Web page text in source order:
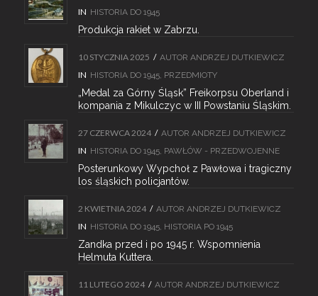
IN HISTORIA DO 1945
Produkcja rakiet w Zabrzu.
10 STYCZNIA 2025 / AUTOR ANDRZEJ DUTKIEWICZ
IN HISTORIA DO 1945, PRZEDMIOTY
„Medal za Górny Śląsk” Freikorpsu Oberland i
kompania z Mikulczyc w III Powstaniu Śląskim.
27 CZERWCA 2024 / AUTOR ANDRZEJ DUTKIEWICZ
IN HISTORIA DO 1945, PAWŁÓW - PRZEDWOJENNE
Posterunkowy Wypchoł z Pawłowa i tragiczny
los śląskich policjantów.
2 KWIETNIA 2024 / AUTOR ANDRZEJ DUTKIEWICZ
IN HISTORIA DO 1945, HISTORIA PO 1945
Zandka przed i po 1945 r. Wspomnienia
Helmuta Kuttera.
11 LUTEGO 2024 / AUTOR ANDRZEJ DUTKIEWICZ